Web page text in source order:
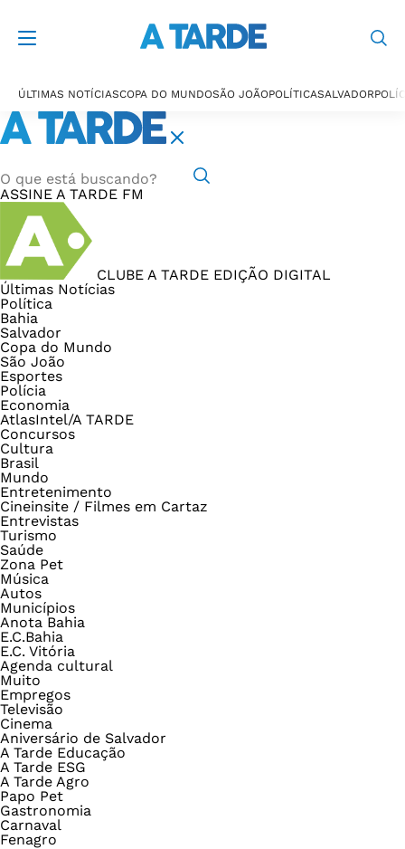
ÚLTIMAS NOTÍCIASCOPA DO MUNDOSÃO JOÃOPOLÍTICASALVADOR
ASSINE A TARDE FM
CLUBE A TARDE EDIÇÃO DIGITAL
Últimas Notícias
Política
Bahia
Salvador
Copa do Mundo
São João
Esportes
Polícia
Economia
AtlasIntel/A TARDE
Concursos
Cultura
Brasil
Mundo
Entretenimento
Cineinsite / Filmes em Cartaz
Entrevistas
Turismo
Saúde
Zona Pet
Música
Autos
Municípios
Anota Bahia
E.C.Bahia
E.C. Vitória
Agenda cultural
Muito
Empregos
Televisão
Cinema
Aniversário de Salvador
A Tarde Educação
A Tarde ESG
A Tarde Agro
Papo Pet
Gastronomia
Carnaval
Fenagro